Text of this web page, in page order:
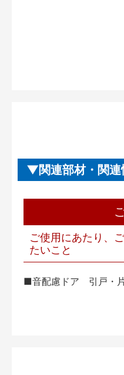
関連部材・関連
ご使用にあたり、
たいこと
■音配慮ドア 引戸・片